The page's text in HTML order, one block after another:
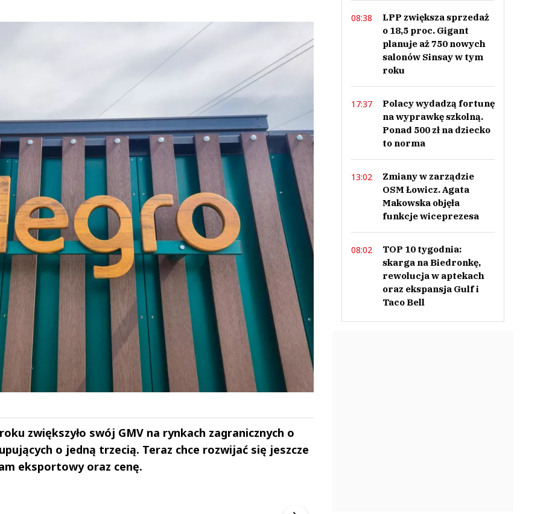
zwiększyło swój GMV na rynkach zagranicznych o
o jedną trzecią. Teraz chce rozwijać się jeszcze
eksportowy oraz cenę.
08:38
LPP zwiększa sprzedaż
o 18,5 proc. Gigant
planuje aż 750 nowych
salonów Sinsay w tym
roku
17:37
Polacy wydadzą fortunę
na wyprawkę szkolną.
Ponad 500 zł na dziecko
to norma
13:02
Zmiany w zarządzie
OSM Łowicz. Agata
Makowska objęła
funkcje wiceprezesa
08:02
TOP 10 tygodnia:
skarga na Biedronkę,
rewolucja w aptekach
oraz ekspansja Gulf i
Taco Bell